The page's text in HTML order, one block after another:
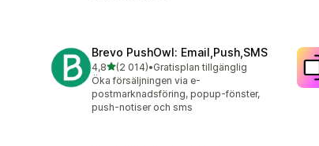
Brevo PushOwl: Email,Push,SMS
4,8av 5 stjärnor
(2 014)
2014 recensioner totalt
•Gratisplan tillgänglig
Öka försäljningen via e-
postmarknadsföring, popup-fönster,
push-notiser och sms